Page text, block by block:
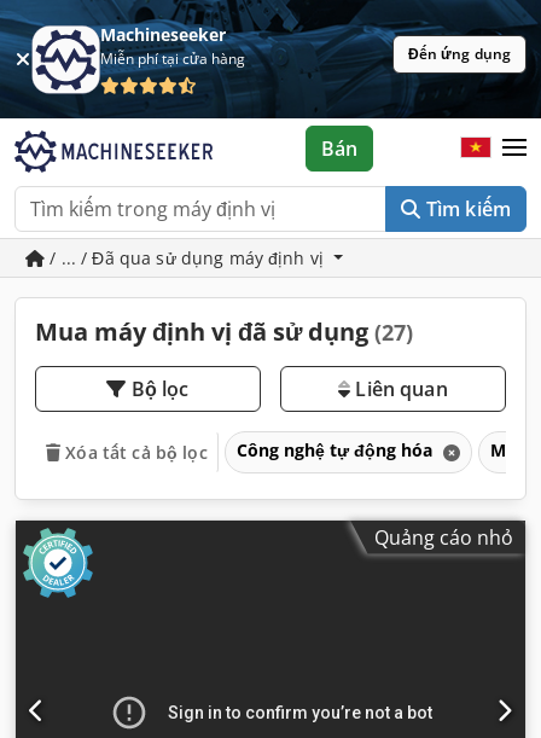
Machineseeker
Miễn phí tại cửa hàng Đến ứng dụng
Tìm kiếm
Bán
/ ... / Đã qua sử dụng máy định vị
Mua máy định vị đã sử dụng (27)
Bộ lọc Liên quan
Xóa tất cả bộ lọc Công nghệ tự động hóa Máy
Quảng cáo nhỏ